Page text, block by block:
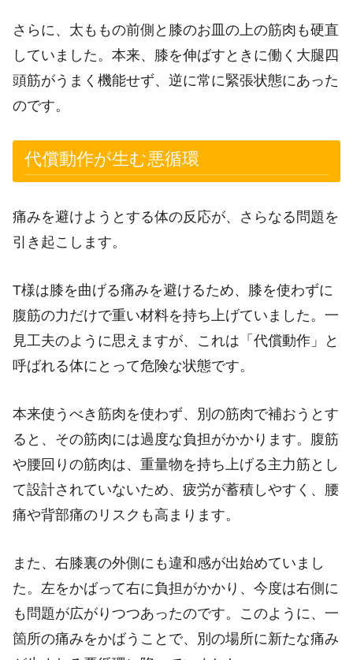
さらに、太ももの前側と膝のお皿の上の筋肉も硬直
していました。本来、膝を伸ばすときに働く大腿四
頭筋がうまく機能せず、逆に常に緊張状態にあった
のです。
代償動作が生む悪循環
痛みを避けようとする体の反応が、さらなる問題を
引き起こします。
T様は膝を曲げる痛みを避けるため、膝を使わずに
腹筋の力だけで重い材料を持ち上げていました。一
見工夫のように思えますが、これは「代償動作」と
呼ばれる体にとって危険な状態です。
本来使うべき筋肉を使わず、別の筋肉で補おうとす
ると、その筋肉には過度な負担がかかります。腹筋
や腰回りの筋肉は、重量物を持ち上げる主力筋とし
て設計されていないため、疲労が蓄積しやすく、腰
痛や背部痛のリスクも高まります。
また、右膝裏の外側にも違和感が出始めていまし
た。左をかばって右に負担がかかり、今度は右側に
も問題が広がりつつあったのです。このように、一
箇所の痛みをかばうことで、別の場所に新たな痛み